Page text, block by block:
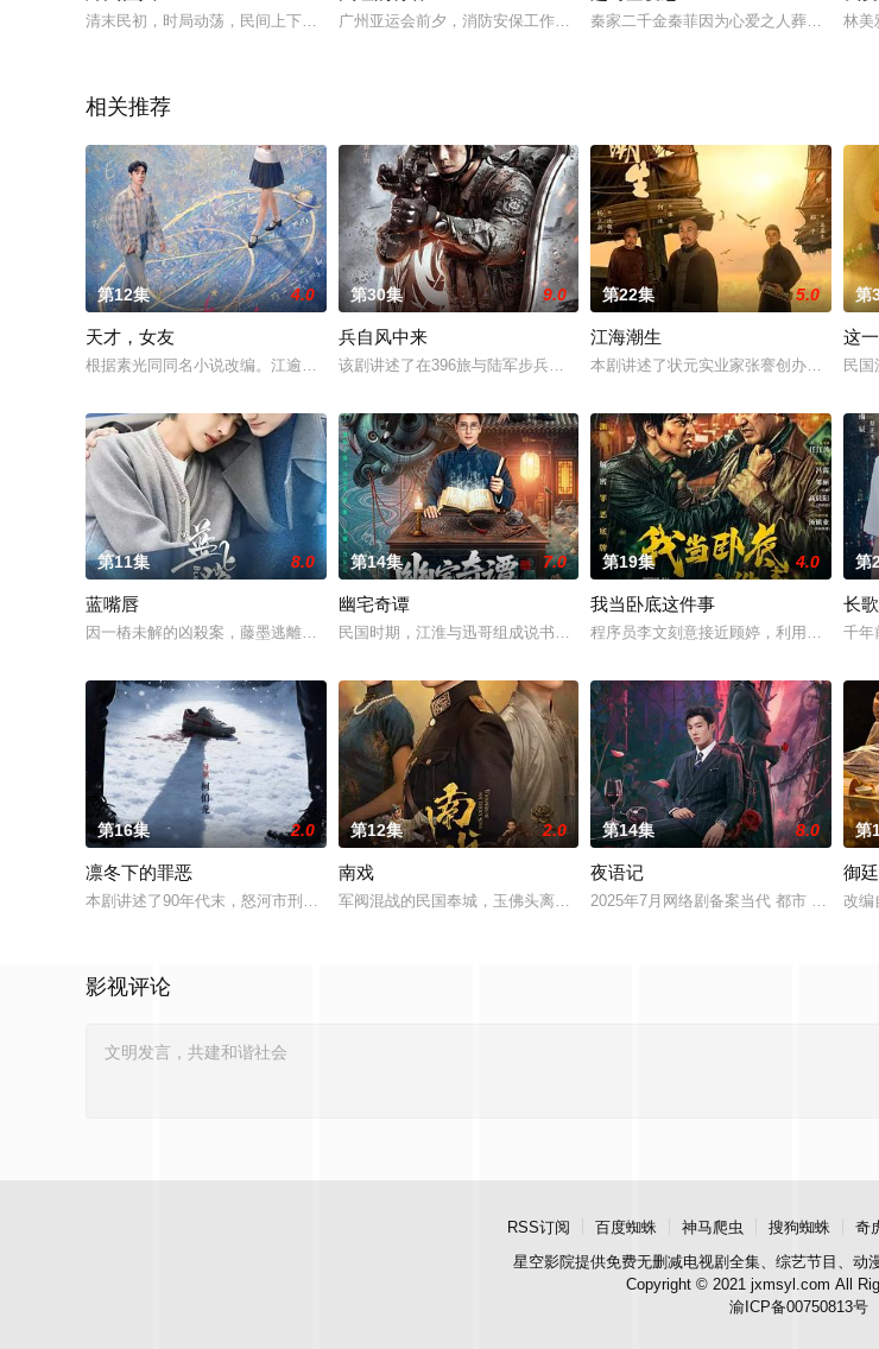
清末民初，时局动荡，民间上下放眼一片乱象。曾是满清贵族的金枝玉叶佟毓婉（舒畅 饰）在新思潮的召唤下，成
广州亚运会前夕，消防安保工作成为广东公安消防总队的重要任务。上尉中队
秦家二千金秦菲因为心爱之人葬身火海，
林美
相关推荐
第12集 4.0
天才，女友
根据素光同同名小说改编。江逾白长大以后，林知夏忽然对他说：“江逾白，我喜欢你，哲学和生物学意义上的喜欢。
第30集 9.0
兵自风中来
该剧讲述了在396旅与陆军步兵学院联合举办的小型军事演习中，郭子剑因不
第22集 5.0
江海潮生
本剧讲述了状元实业家张謇创办大生企业
第
这
民国
第11集 8.0
蓝嘴唇
因一樁未解的凶殺案，藤墨逃離了精英律師生涯，開了成人用品商店，過著荒唐空洞的生活。畫著藍色唇膏的叛逆歌
第14集 7.0
幽宅奇谭
民国时期，江淮与迅哥组成说书班子，偶遇“白天人住屋，晚上鬼占房”的阴阳
第19集 4.0
我当卧底这件事
程序员李文刻意接近顾婷，利用顾炎女儿
第
长
千年
第16集 2.0
凛冬下的罪恶
本剧讲述了90年代末，怒河市刑侦支队在无普及监控、无DNA鉴定技术的支持下，通过摸排、勘查等传统刑侦手段，
第12集 2.0
南戏
军阀混战的民国奉城，玉佛头离奇失窃，戏班主横尸戏台，将冷血少帅许又安
第14集 8.0
夜语记
2025年7月网络剧备案当代 都市 海南越
第
御
改编
影视评论
RSS订阅 百度蜘蛛 神马爬虫 搜狗蜘蛛 奇
星空影院提供免费无删减电视剧全集、综艺节目、动
Copyright © 2021 jxmsyl.com All
渝ICP备00750813号